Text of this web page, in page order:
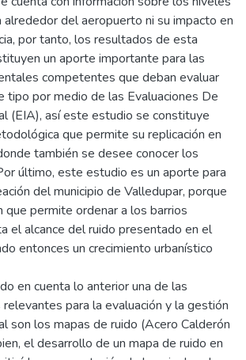
del aeropuerto ni su impacto en
por tanto, los resultados de esta
un aporte importante para las
competentes que deban evaluar
por medio de las Evaluaciones De
(EIA), así este estudio se constituye
que permite su replicación en
también se desee conocer los
último, este estudio es un aporte para
del municipio de Valledupar, porque
que permite ordenar a los barrios
el alcance del ruido presentado en el
entonces un crecimiento urbanístico
en cuenta lo anterior una de las
para la evaluación y la gestión
son los mapas de ruido (Acero Calderón
el desarrollo de un mapa de ruido en